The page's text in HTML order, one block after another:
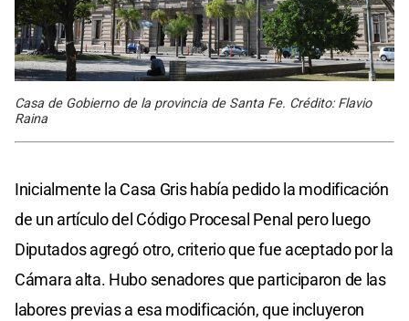
Casa de Gobierno de la provincia de Santa Fe. Crédito: Flavio
Raina
Inicialmente la Casa Gris había pedido la modificación
de un artículo del Código Procesal Penal pero luego
Diputados agregó otro, criterio que fue aceptado por la
Cámara alta. Hubo senadores que participaron de las
labores previas a esa modificación, que incluyeron